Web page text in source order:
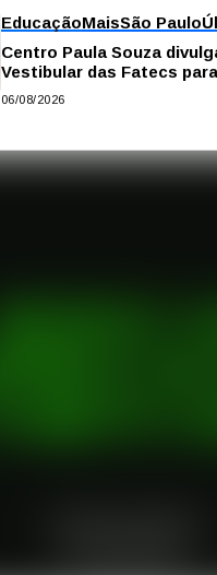
EducaçãoMaisSão Paulo
Centro Paula Souza
Vestibular das Fatecs
semestre de 2027
06/08/2026